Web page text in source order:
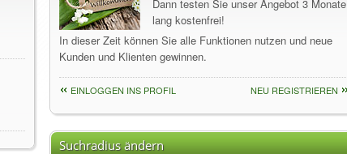
Dann testen Sie unser Angebot 3 Monate
lang kostenfrei!
In dieser Zeit können Sie alle Funktionen nutzen und neue
Kunden und Klienten gewinnen.
EINLOGGEN INS PROFIL NEU REGISTRIEREN
Suchradius ändern